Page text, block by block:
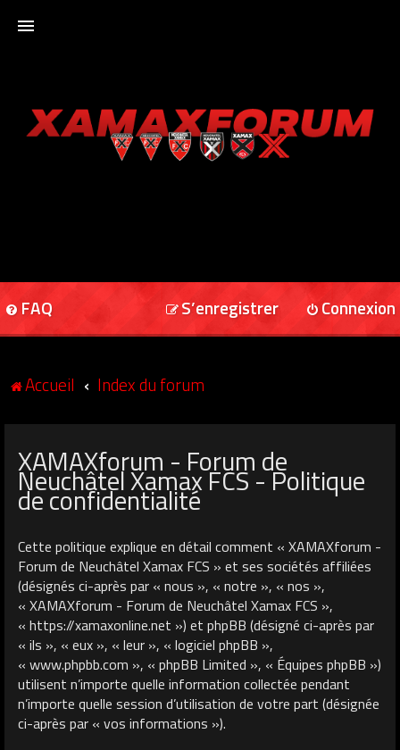
XAMAXFORUM
FAQ Connexion
S’enregistrer
Accueil Index du forum
XAMAXforum - Forum de
Neuchâtel Xamax FCS - Politique
de confidentialité
Cette politique explique en détail comment « XAMAXforum -
Forum de Neuchâtel Xamax FCS » et ses sociétés affiliées
(désignés ci-après par « nous », « notre », « nos »,
« XAMAXforum - Forum de Neuchâtel Xamax FCS »,
« https://xamaxonline.net ») et phpBB (désigné ci-après par
« ils », « eux », « leur », « logiciel phpBB »,
« www.phpbb.com », « phpBB Limited », « Équipes phpBB »)
utilisent n’importe quelle information collectée pendant
n’importe quelle session d’utilisation de votre part (désignée
ci-après par « vos informations »).